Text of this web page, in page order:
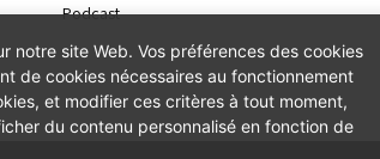
Podcast
notre site Web. Vos préférences des cookies
de cookies nécessaires au fonctionnement
et modifier ces critères à tout moment,
du contenu personnalisé en fonction de